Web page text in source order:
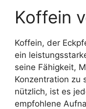
Koffein
Koffein, der
ein
seine Fähigkeit,
Konzentration zu
nützlich, ist es
empfohlene